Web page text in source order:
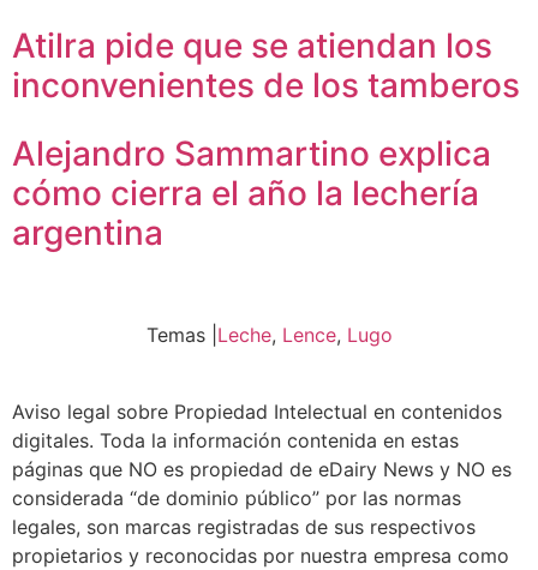
Atilra pide que se atiendan los
inconvenientes de los tamberos
Alejandro Sammartino explica
cómo cierra el año la lechería
argentina
Temas | Leche, Lence, Lugo
Aviso legal sobre Propiedad Intelectual en contenidos
digitales. Toda la información contenida en estas
páginas que NO es propiedad de eDairy News y NO es
considerada “de dominio público” por las normas
legales, son marcas registradas de sus respectivos
propietarios y reconocidas por nuestra empresa como